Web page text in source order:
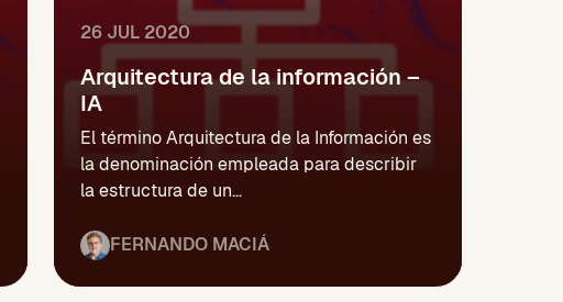
26 JUL 2020
Arquitectura de la información –
IA
El término Arquitectura de la Información es
la denominación empleada para describir
la estructura de un...
FERNANDO MACIÁ